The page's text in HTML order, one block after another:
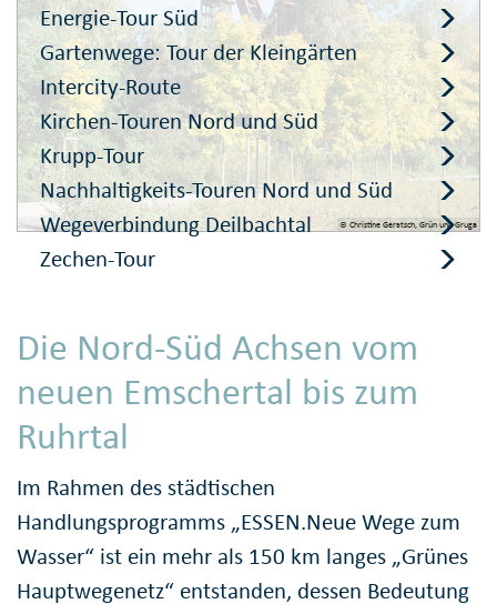
© Christine Geratsch, Grün und Gruga
Energie-Tour Süd
Gartenwege: Tour der Kleingärten
Intercity-Route
Kirchen-Touren Nord und Süd
Krupp-Tour
Nachhaltigkeits-Touren Nord und Süd
Wegeverbindung Deilbachtal
Zechen-Tour
Die Nord-Süd Achsen vom
neuen Emschertal bis zum
Ruhrtal
Im Rahmen des städtischen
Handlungsprogramms „ESSEN.Neue Wege zum
Wasser“ ist ein mehr als 150 km langes „Grünes
Hauptwegenetz“ entstanden, dessen Bedeutung